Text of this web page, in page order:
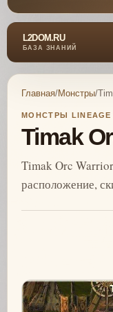
L2DOM.RU
БАЗА ЗНАНИЙ
Главная/Монстры/
МОНСТРЫ LINEAGE
Timak
Timak Orc
расположение,